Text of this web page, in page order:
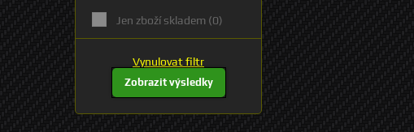
Jen zboží skladem (0)
Vynulovat filtr
Zobrazit výsledky